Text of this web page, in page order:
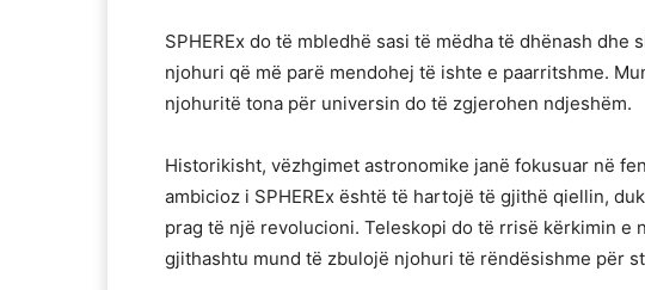
SPHEREx do të mbledhë sasi të mëdha të dhënash
njohuri që më parë mendohej të ishte e paarritshme.
njohuritë tona për universin do të zgjerohen ndjeshëm.
Historikisht, vëzhgimet astronomike janë fokusuar në
ambicioz i SPHEREx është të hartojë të gjithë qiellin,
prag të një revolucioni. Teleskopi do të rrisë kërkimin
gjithashtu mund të zbulojë njohuri të rëndësishme për